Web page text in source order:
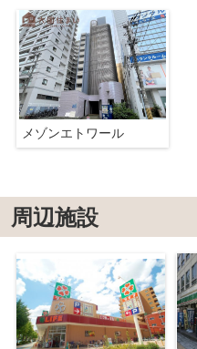
メゾンエトワール
周辺施設